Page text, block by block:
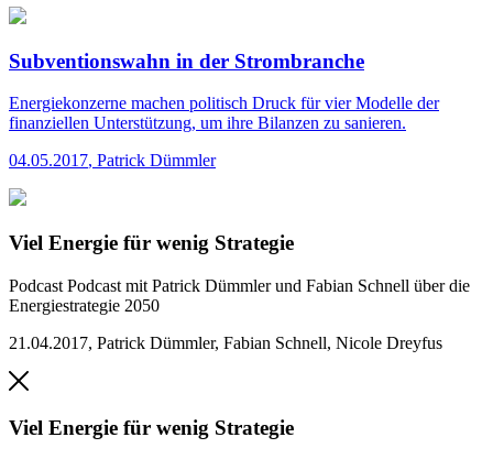
Subventionswahn in der Strombranche
Energiekonzerne machen politisch Druck für vier Modelle der
finanziellen Unterstützung, um ihre Bilanzen zu sanieren.
04.05.2017, Patrick Dümmler
Viel Energie für wenig Strategie
Podcast Podcast mit Patrick Dümmler und Fabian Schnell über die
Energiestrategie 2050
21.04.2017, Patrick Dümmler, Fabian Schnell, Nicole Dreyfus
Viel Energie für wenig Strategie